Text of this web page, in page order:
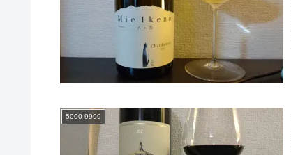
5000-9999